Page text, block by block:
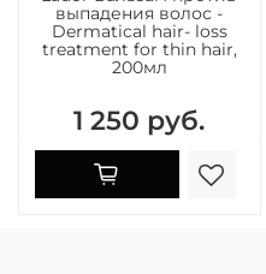
выпадения волос -
Dermatical hair- loss
treatment for thin hair,
200мл
1 250 руб.